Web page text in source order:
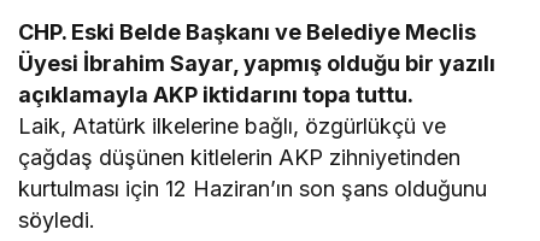
CHP. Eski Belde Başkanı ve Belediye Meclis
Üyesi İbrahim Sayar, yapmış olduğu bir yazılı
açıklamayla AKP iktidarını topa tuttu.
Laik, Atatürk ilkelerine bağlı, özgürlükçü ve
çağdaş düşünen kitlelerin AKP zihniyetinden
kurtulması için 12 Haziran’ın son şans olduğunu
söyledi.